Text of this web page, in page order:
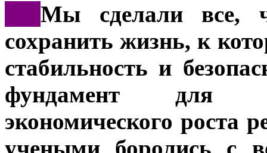
Мы сделали все,
сохранить жизнь, к
стабильность и
фундамент для
экономического роста